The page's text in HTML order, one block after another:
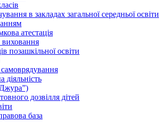
в закладах загальної середньої освіти
атестація
виховання
позашкільної освіти
діяльність
дозвілля дітей
база